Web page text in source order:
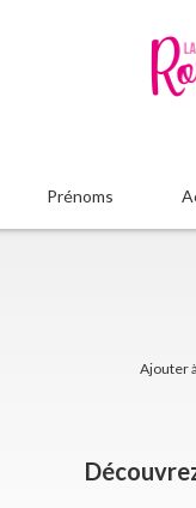
Prénoms
Ajouter